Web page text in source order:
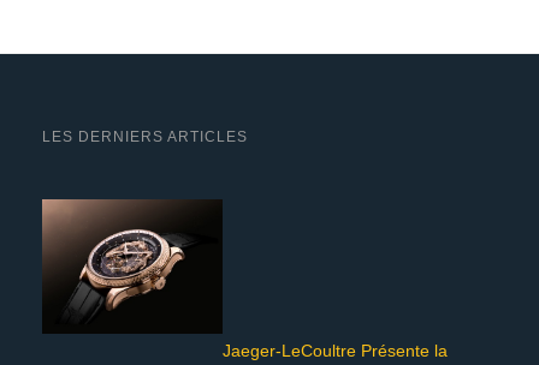
LES DERNIERS ARTICLES
Jaeger-LeCoultre Présente la